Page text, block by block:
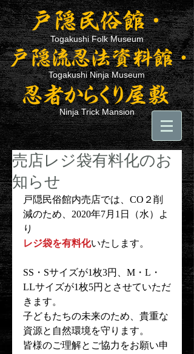
Togakushi Folk Museum
Togakushi Ninja Museum
Ninja Trick Mansion
売店レジ袋有料化のお
知らせ
戸隠民俗館内売店では、CO２削
減のため、2020年7月1日（水）よ
り
レジ袋を有料化いたします。
SS・Sサイズが1枚3円、M・L・
LLサイズが1枚5円とさせていただ
きます。
子どもたちの未来のため、貴重な
資源と自然環境を守ります。
皆様のご理解とご協力をお願い申